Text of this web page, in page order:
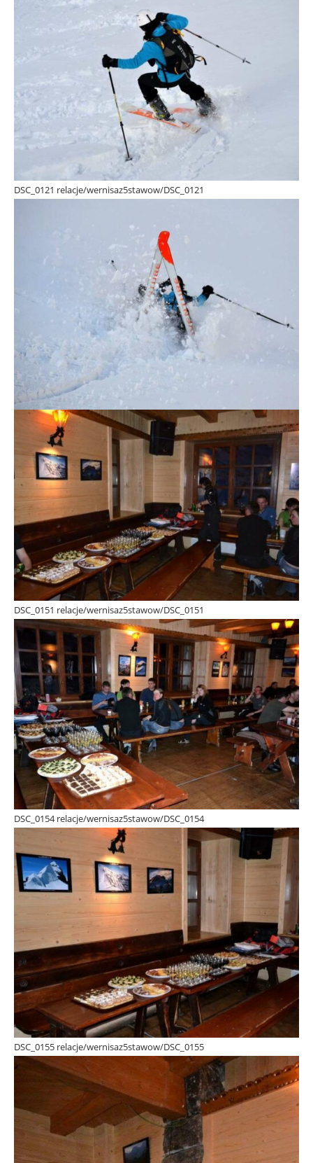
DSC_0121 relacje/wernisaz5stawow/DSC_0121
DSC_0151 relacje/wernisaz5stawow/DSC_0151
DSC_0154 relacje/wernisaz5stawow/DSC_0154
DSC_0155 relacje/wernisaz5stawow/DSC_0155